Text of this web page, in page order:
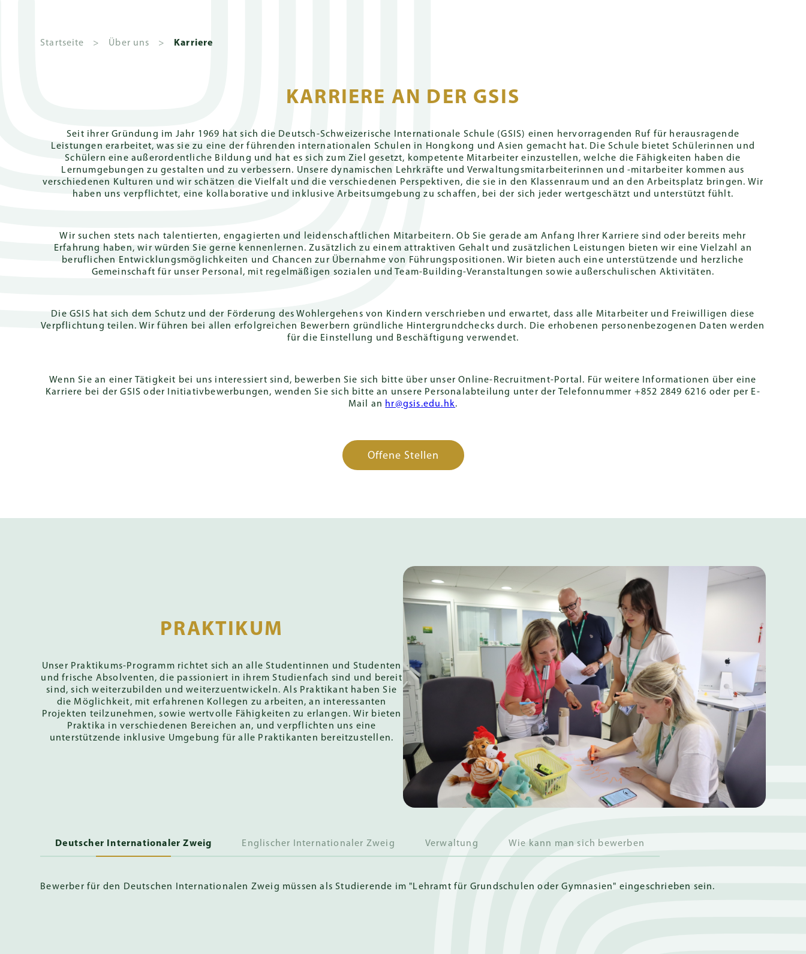
Grußwort der
Schulleiterin
Leitbild und
Vision
Governance
Senior
Management
Team
Campusse
Pok Fu Lam
Campus
The Peak
Campus
Campus
Standorte
Gemeinschaft
Parents' Organisation for
Community (POC)
Klassenpflegschaft (KPRs)
Alumni
Praktikum
Arbeiten in
Hongkong
Stellenangebote
Anmelden
Bedingungen für die
Anmeldung
Aufnahmeprüfung
Zusage
Gebühren und
Schulgebühren
Jährliche Schulgebühren
Debenture & Capital Levy
Häufig gestellte Fragen
Deutscher Internationaler
Zweig (GIS)
Englischer Internationaler
Zweig (EIS)
Buchen Sie
jetzt
Überblick
Zweige
Grundlehrplan
Elternbeteiligung
Zweig
Grundschule
CLIPPY Programm
Fast Track Programm
Zentrale
Klassenarbeiten (ZKA)
Deutsches
Internationales Abitur
Englischer
Zweig
Grundschule
Sekundarstufe
IGCSE
International
Ganzheitliche
Studienberatung
Schulsozialarbeit
Unterstützung
Deutsche
Sekundarstufe
Englische
Sekundarstufe
System
Gazette
Schulkalendar
Schuljahr 2026-
27
Schuljahr 2027-
28
Außerschulische
Kunst, Musik,
Schauspiel
Sport
Academy
Hong Kong
Introduction
Message from
Gregor Kobel
Programme
Spenden
Wie kann man spenden
Spenden-Anerkennung
Spenden-Möglichkeiten
Startseite > Über uns > Karriere
KARRIERE AN DER GSIS
Seit ihrer Gründung im Jahr 1969 hat sich die Deutsch-Schweizerische Internationale Schule (GSIS) einen hervorragenden Ruf für herausragende
Leistungen erarbeitet, was sie zu eine der führenden internationalen Schulen in Hongkong und Asien gemacht hat. Die Schule bietet Schülerinnen und
Schülern eine außerordentliche Bildung und hat es sich zum Ziel gesetzt, kompetente Mitarbeiter einzustellen, welche die Fähigkeiten haben die
Lernumgebungen zu gestalten und zu verbessern. Unsere dynamischen Lehrkräfte und Verwaltungsmitarbeiterinnen und -mitarbeiter kommen aus
verschiedenen Kulturen und wir schätzen die Vielfalt und die verschiedenen Perspektiven, die sie in den Klassenraum und an den Arbeitsplatz bringen. Wir
haben uns verpflichtet, eine kollaborative und inklusive Arbeitsumgebung zu schaffen, bei der sich jeder wertgeschätzt und unterstützt fühlt.
Wir suchen stets nach talentierten, engagierten und leidenschaftlichen Mitarbeitern. Ob Sie gerade am Anfang Ihrer Karriere sind oder bereits mehr
Erfahrung haben, wir würden Sie gerne kennenlernen. Zusätzlich zu einem attraktiven Gehalt und zusätzlichen Leistungen bieten wir eine Vielzahl an
beruflichen Entwicklungsmöglichkeiten und Chancen zur Übernahme von Führungspositionen. Wir bieten auch eine unterstützende und herzliche
Gemeinschaft für unser Personal, mit regelmäßigen sozialen und Team-Building-Veranstaltungen sowie außerschulischen Aktivitäten.
Die GSIS hat sich dem Schutz und der Förderung des Wohlergehens von Kindern verschrieben und erwartet, dass alle Mitarbeiter und Freiwilligen diese
Verpflichtung teilen. Wir führen bei allen erfolgreichen Bewerbern gründliche Hintergrundchecks durch. Die erhobenen personenbezogenen Daten werden
für die Einstellung und Beschäftigung verwendet.
Wenn Sie an einer Tätigkeit bei uns interessiert sind, bewerben Sie sich bitte über unser Online-Recruitment-Portal. Für weitere Informationen über eine
Karriere bei der GSIS oder Initiativbewerbungen, wenden Sie sich bitte an unsere Personalabteilung unter der Telefonnummer +852 2849 6216 oder per E-
Mail an hr@gsis.edu.hk.
Offene Stellen
PRAKTIKUM
Unser Praktikums-Programm richtet sich an alle Studentinnen und Studenten
und frische Absolventen, die passioniert in ihrem Studienfach sind und bereit
sind, sich weiterzubilden und weiterzuentwickeln. Als Praktikant haben Sie
die Möglichkeit, mit erfahrenen Kollegen zu arbeiten, an interessanten
Projekten teilzunehmen, sowie wertvolle Fähigkeiten zu erlangen. Wir bieten
Praktika in verschiedenen Bereichen an, und verpflichten uns eine
unterstützende inklusive Umgebung für alle Praktikanten bereitzustellen.
Deutscher Internationaler Zweig Englischer Internationaler Zweig Verwaltung Wie kann man sich bewerben
Bewerber für den Deutschen Internationalen Zweig müssen als Studierende im "Lehramt für Grundschulen oder Gymnasien" eingeschrieben sein.